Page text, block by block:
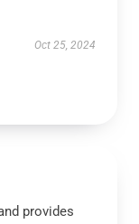
Oct 25, 2024
provides